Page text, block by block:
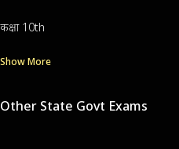
कक्षा 10th
Show More
Other State Govt Exams